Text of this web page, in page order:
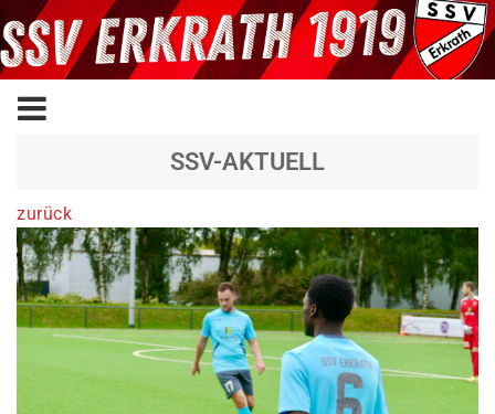
SSV-AKTUELL
zurück